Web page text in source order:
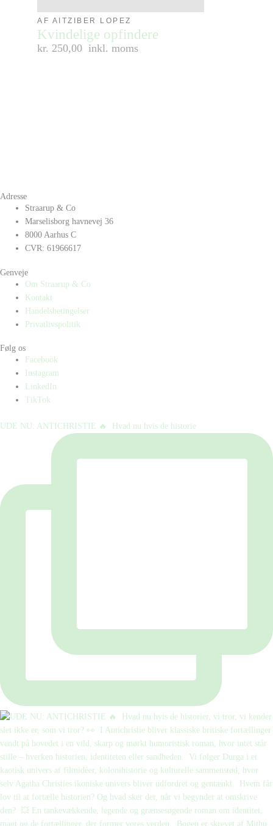
AF AITZIBER LOPEZ
Kvindelige opfindere
kr. 250,00 inkl. moms
Adresse
Straarup & Co
Marselisborg havnevej 36
8000 Aarhus C
CVR: 61966617
Genveje
Om Straarup & Co
Kontakt
Handelsbetingelser
Privatlivspolitik
Følg os
Facebook
Instagram
LinkedIn
TikTok
UDE NU: ANTICHRISTIE 🔥⁠ ⁠ Hvad nu hvis de historie